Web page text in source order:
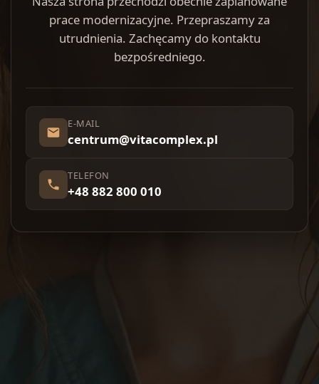
prace modernizacyjne. Przepraszamy za
utrudnienia. Zachęcamy do kontaktu
bezpośredniego.
E-MAIL
centrum@vitacomplex.pl
TELEFON
+48 882 800 010